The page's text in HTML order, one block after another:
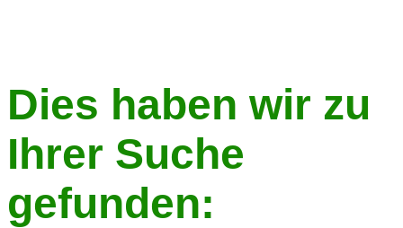
Dies haben wir zu
Ihrer Suche
gefunden: